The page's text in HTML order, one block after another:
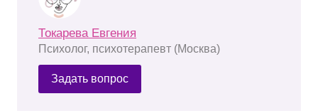
Токарева Евгения
Психолог, психотерапевт (Москва)
Задать вопрос